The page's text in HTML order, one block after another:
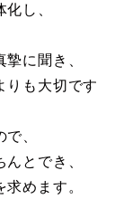
し、
に聞き、
りも大切です
、
とでき、
めます。